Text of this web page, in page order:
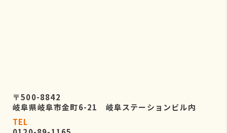
〒500-8842
岐阜県岐阜市金町6-21 岐阜ステーションビル内
TEL